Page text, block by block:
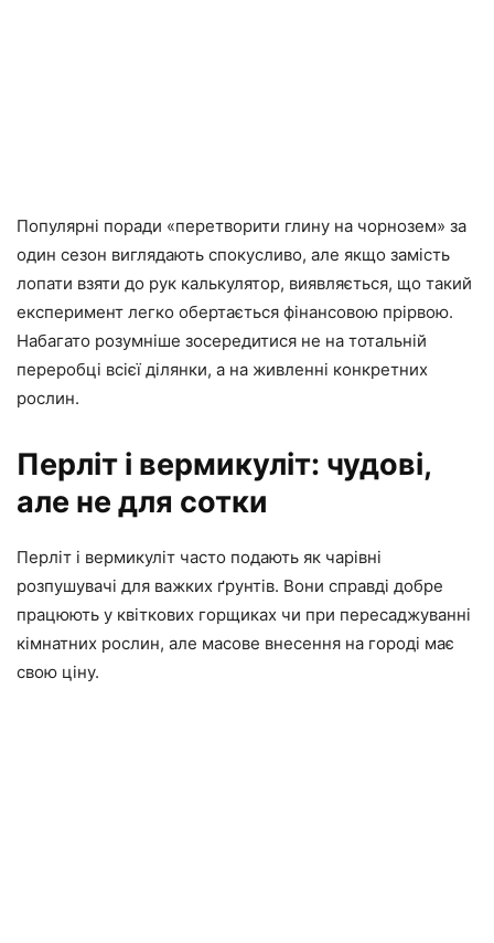
Популярні поради «перетворити глину на чорнозем» за
один сезон виглядають спокусливо, але якщо замість
лопати взяти до рук калькулятор, виявляється, що такий
експеримент легко обертається фінансовою прірвою.
Набагато розумніше зосередитися не на тотальній
переробці всієї ділянки, а на живленні конкретних
рослин.
Перліт і вермикуліт: чудові,
але не для сотки
Перліт і вермикуліт часто подають як чарівні
розпушувачі для важких ґрунтів. Вони справді добре
працюють у квіткових горщиках чи при пересаджуванні
кімнатних рослин, але масове внесення на городі має
свою ціну.